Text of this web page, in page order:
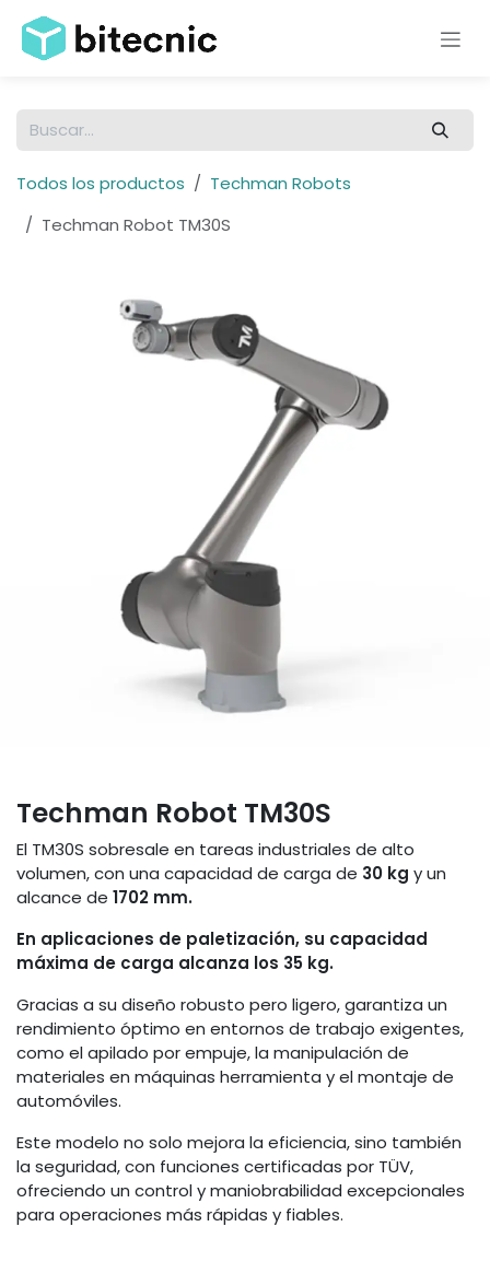
Todos los productos
Techman Robots
Techman Robot TM30S
Techman Robot TM30S
El TM30S sobresale en tareas industriales de alto
volumen, con una capacidad de carga de 30 kg y un
alcance de 1702 mm.
En aplicaciones de paletización, su capacidad
máxima de carga alcanza los 35 kg.
Gracias a su diseño robusto pero ligero, garantiza un
rendimiento óptimo en entornos de trabajo exigentes,
como el apilado por empuje, la manipulación de
materiales en máquinas herramienta y el montaje de
automóviles.
Este modelo no solo mejora la eficiencia, sino también
la seguridad, con funciones certificadas por TÜV,
ofreciendo un control y maniobrabilidad excepcionales
para operaciones más rápidas y fiables.